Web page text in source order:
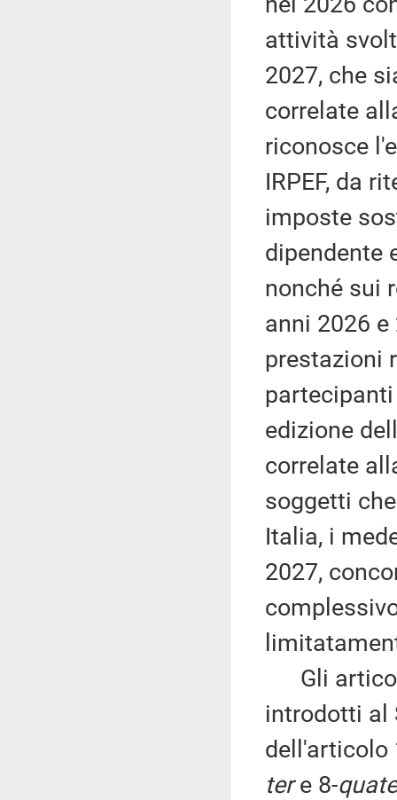
attività
2027, che
correlate
riconosce
IRPEF, da
imposte
dipendente
nonché sui
anni 2026
prestazioni
edizione
correlate
soggetti
Italia, i
2027,
Gli
introdotti al
dell'articolo
tere 8-